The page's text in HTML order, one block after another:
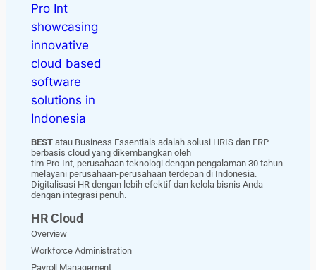
BEST atau Business Essentials adalah solusi HRIS dan ERP
berbasis cloud yang dikembangkan oleh
tim Pro-Int, perusahaan teknologi dengan pengalaman 30 tahun
melayani perusahaan-perusahaan terdepan di Indonesia.
Digitalisasi HR dengan lebih efektif dan kelola bisnis Anda
dengan integrasi penuh.
HR Cloud
Overview
Workforce Administration
Payroll Management